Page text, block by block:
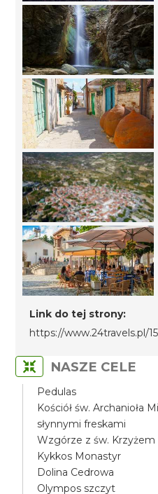
Link do tej strony:
https://www.24travels.pl/
NASZE CELE
Pedulas
Kościół św. Archanioła
słynnymi freskami
Wzgórze z św. Krzyżem
Kykkos Monastyr
Dolina Cedrowa
Olympos szczyt